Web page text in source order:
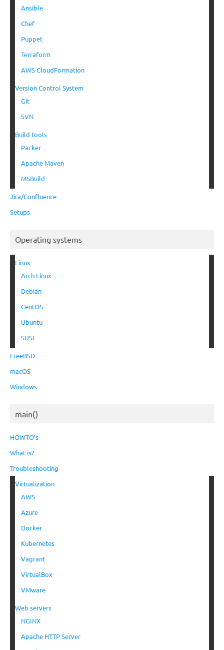
Ansible
Chef
Puppet
Terraform
AWS CloudFormation
Version Control System
Git
SVN
Build tools
Packer
Apache Maven
MSBuild
Jira/Confluence
Setups
Operating systems
Linux
Arch Linux
Debian
CentOS
Ubuntu
SUSE
FreeBSD
macOS
Windows
main()
HOWTO’s
What is?
Troubleshooting
Virtualization
AWS
Azure
Docker
Kubernetes
Vagrant
VirtualBox
VMware
Web servers
NGINX
Apache HTTP Server